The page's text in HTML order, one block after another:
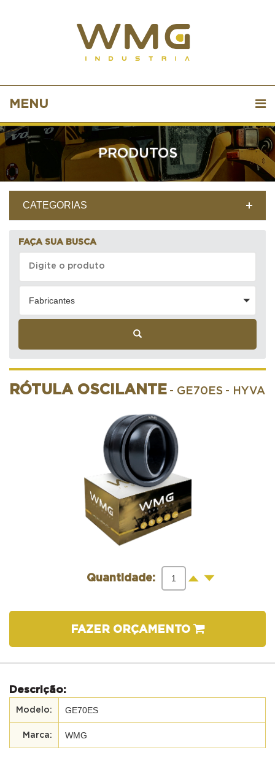
MENU
PRODUTOS
CATEGORIAS
FAÇA SUA BUSCA
Fabricantes
RÓTULA OSCILANTE - GE70ES - HYVA
Quantidade: + -
FAZER ORÇAMENTO
Descrição:
GE70ES
WMG